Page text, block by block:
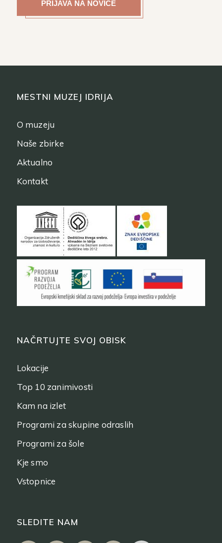
MESTNI MUZEJ IDRIJA
O muzeju
Naše zbirke
Aktualno
Kontakt
NAČRTUJTE SVOJ OBISK
Lokacije
Top 10 zanimivosti
Kam na izlet
Programi za skupine odraslih
Programi za šole
Kje smo
Vstopnice
SLEDITE NAM